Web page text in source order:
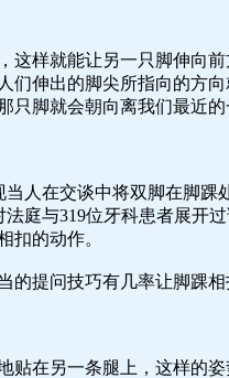
这样就能让另一只脚伸向
们伸出的脚尖所指向的方
脚就会朝向离我们最近的
人在交谈中将双脚在脚
庭与319位牙科患者展开
扣的动作。
提问技巧有几率让脚踝
贴在另一条腿上，这样的